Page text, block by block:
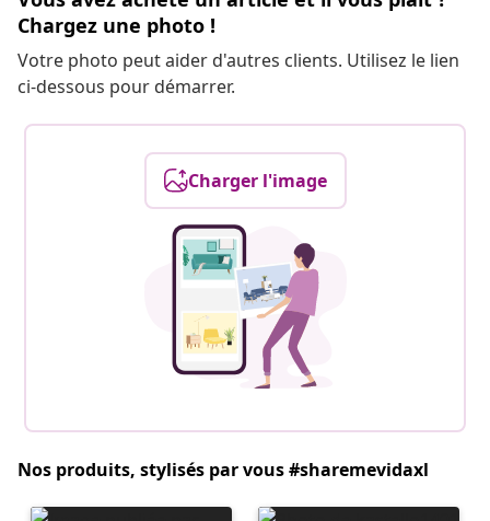
Chargez une photo !
Votre photo peut aider d'autres clients. Utilisez le lien
ci-dessous pour démarrer.
Charger l'image
Nos produits, stylisés par vous #sharemevidaxl